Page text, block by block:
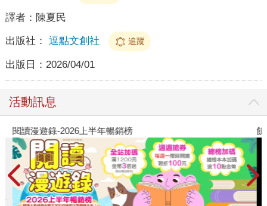
譯者： 陳夏民
出版社： 逗點文創社 追蹤
出版日： 2026/04/01
活動訊息
閱讀漫遊錄-2026上半年暢銷榜 飢